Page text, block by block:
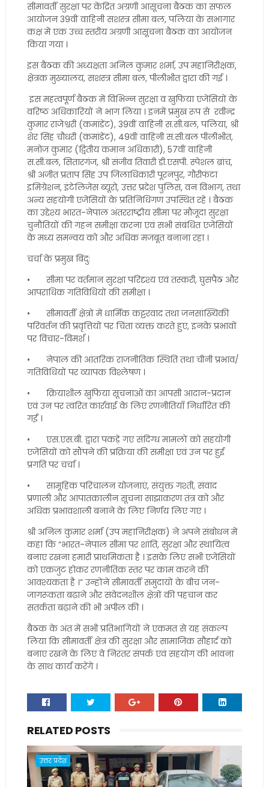
सीमावर्ती सुरक्षा पर केंद्रित अग्रणी आसूचना बैठक का सफल
आयोजन 39वीं वाहिनी सशस्त्र सीमा बल, पलिया के सभागार
कक्ष में एक उच्च स्तरीय अग्रणी आसूचना बैठक का आयोजन
किया गया ।
इस बैठक की अध्यक्षता अनिल कुमार शर्मा, उप महानिरीक्षक,
क्षेत्रक मुख्यालय, सशस्त्र सीमा बल, पीलीभीत द्वारा की गई ।
इस महत्वपूर्ण बैठक में विभिन्न सुरक्षा व खुफिया एजेंसियों के
वरिष्ठ अधिकारियों ने भाग लिया । इनमें प्रमुख रूप से रवीन्द्र
कुमार राजेश्वरी (कमांडेंट), 39वीं वाहिनी स.सी.बल, पलिया, श्री
शेर सिंह चौधरी (कमांडेंट), 49वीं वाहिनी स.सी.बल पीलीभीत,
मनोज कुमार (द्वितीय कमान अधिकारी), 57वीं वाहिनी
स.सी.बल, सितारगंज, श्री संजीव तिवारी डी.एसपी. स्पेशल ब्रांच,
श्री अजीत प्रताप सिंह उप जिलाधिकारी पूरनपुर, गौरीफंटा
इमिग्रेशन, इंटेलिजेंस ब्यूरो, उत्तर प्रदेश पुलिस, वन विभाग, तथा
अन्य सहयोगी एजेंसियों के प्रतिनिधिगण उपस्थित रहे । बैठक
का उद्देश्य भारत-नेपाल अंतरराष्ट्रीय सीमा पर मौजूदा सुरक्षा
चुनौतियों की गहन समीक्षा करना एवं सभी संबंधित एजेंसियों
के मध्य समन्वय को और अधिक मजबूत बनाना रहा ।
चर्चा के प्रमुख बिंदु:
•
सीमा पर वर्तमान सुरक्षा परिदृश्य एवं तस्करी, घुसपैठ और
आपराधिक गतिविधियों की समीक्षा ।
•
सीमावर्ती क्षेत्रों में धार्मिक कट्टरवाद तथा जनसांख्यिकी
परिवर्तन की प्रवृत्तियों पर चिंता व्यक्त करते हुए, इनके प्रभावों
पर विचार-विमर्श ।
•
नेपाल की आंतरिक राजनीतिक स्थिति तथा चीनी प्रभाव/
गतिविधियों पर व्यापक विश्लेषण ।
•
क्रियाशील खुफिया सूचनाओं का आपसी आदान-प्रदान
एवं उन पर त्वरित कार्रवाई के लिए रणनीतियाँ निर्धारित की
गईं ।
•
एस.एस.बी. द्वारा पकड़े गए संदिग्ध मामलों को सहयोगी
एजेंसियों को सौंपने की प्रक्रिया की समीक्षा एवं उन पर हुई
प्रगति पर चर्चा ।
•
सामूहिक परिचालन योजनाएं, संयुक्त गश्ती, संवाद
प्रणाली और आपातकालीन सूचना साझाकरण तंत्र को और
अधिक प्रभावशाली बनाने के लिए निर्णय लिए गए ।
श्री अनिल कुमार शर्मा (उप महानिरीक्षक) ने अपने संबोधन में
कहा कि “भारत-नेपाल सीमा पर शांति, सुरक्षा और स्थायित्व
बनाए रखना हमारी प्राथमिकता है । इसके लिए सभी एजेंसियों
को एकजुट होकर रणनीतिक स्तर पर काम करने की
आवश्यकता है ।” उन्होंने सीमावर्ती समुदायों के बीच जन-
जागरूकता बढ़ाने और संवेदनशील क्षेत्रों की पहचान कर
सतर्कता बढ़ाने की भी अपील की ।
बैठक के अंत में सभी प्रतिभागियों ने एकमत से यह संकल्प
लिया कि सीमावर्ती क्षेत्र की सुरक्षा और सामाजिक सौहार्द को
बनाए रखने के लिए वे निरंतर संपर्क एवं सहयोग की भावना
के साथ कार्य करेंगे ।
RELATED POSTS
उत्तर प्रदेश